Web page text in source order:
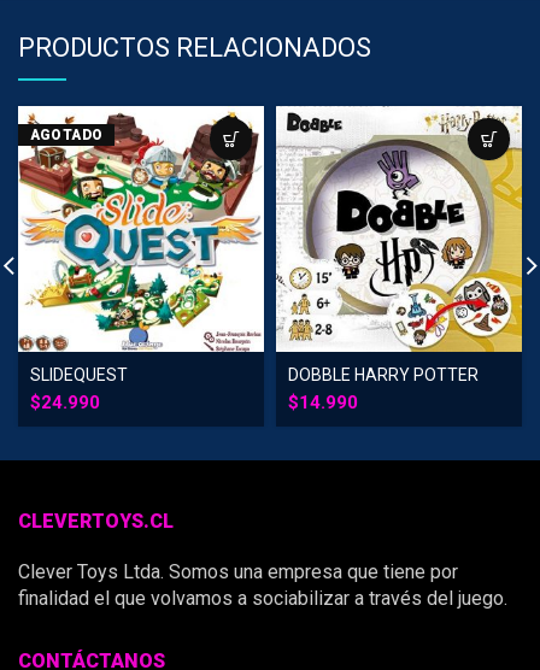
PRODUCTOS RELACIONADOS
AGOTADO
SLIDEQUEST
$24.990
DOBBLE HARRY POTTER
$14.990
CLEVERTOYS.CL
Clever Toys Ltda. Somos una empresa que tiene por
finalidad el que volvamos a sociabilizar a través del juego.
CONTÁCTANOS